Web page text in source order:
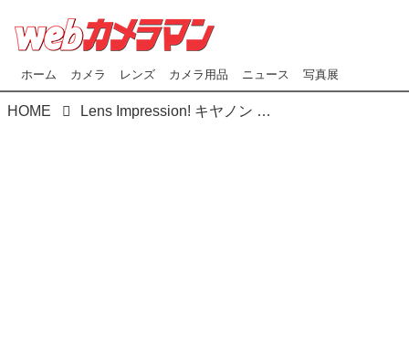
ホーム カメラ レンズ カメラ用品 ニュース 写真展
HOME Lens Impression! キヤノン RF20-50mmF4L IS USM PZ ●実勢予想価格：21万3400円（税込） ●photo＆text:豊田慶記